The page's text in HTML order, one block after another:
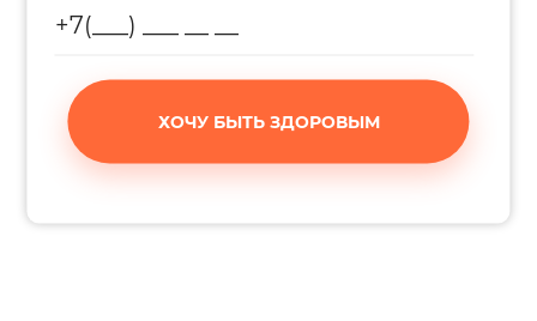
ХОЧУ БЫТЬ ЗДОРОВЫМ